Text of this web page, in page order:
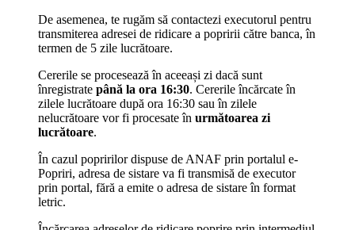
De asemenea, te rugăm să contactezi executorul pentru
transmiterea adresei de ridicare a popririi către banca, în
termen de 5 zile lucrătoare.
Cererile se procesează în aceeași zi dacă sunt
înregistrate până la ora 16:30. Cererile încărcate în
zilele lucrătoare după ora 16:30 sau în zilele
nelucrătoare vor fi procesate în următoarea zi
lucrătoare.
În cazul popririlor dispuse de ANAF prin portalul e-
Popriri, adresa de sistare va fi transmisă de executor
prin portal, fără a emite o adresa de sistare în format
letric.